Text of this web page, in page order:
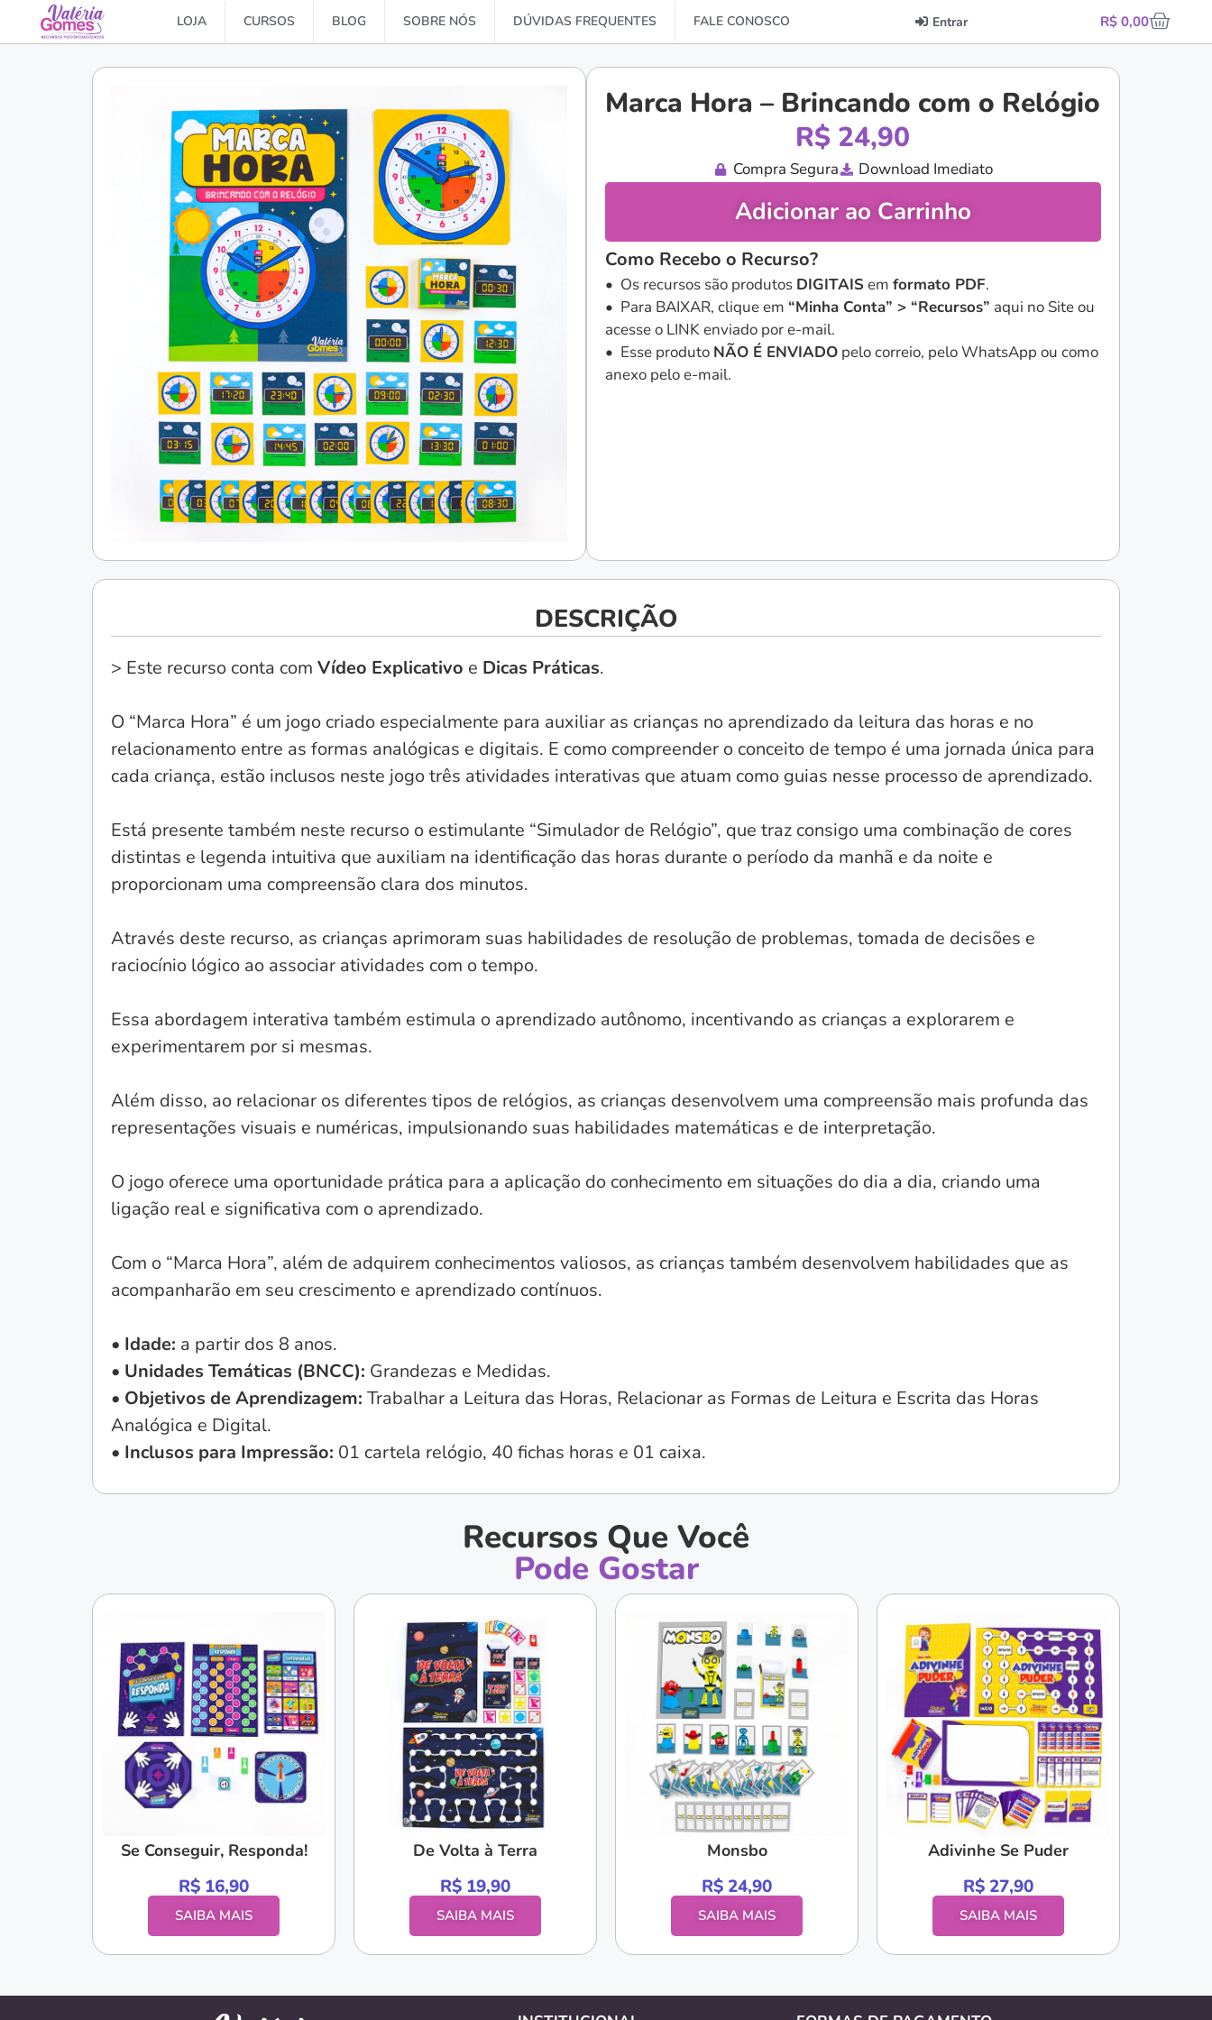
LOJA CURSOS BLOG SOBRE NÓS DÚVIDAS FREQUENTES FALE CONOSCO Entrar R$0,00
Marca Hora – Brincando com o Relógio
R$ 24,90
Compra Segura Download Imediato
Adicionar ao Carrinho
Como Recebo o Recurso?
• Os recursos são produtos DIGITAISem formato PDF.
• Para BAIXAR, clique em “Minha Conta” > “Recursos” aqui no Site ou
acesse o LINK enviado por e-mail.
• Esse produto NÃO É ENVIADOpelo correio, pelo WhatsApp ou como
anexo pelo e-mail.
DESCRIÇÃO
> Este recurso conta com Vídeo Explicativo e Dicas Práticas.
O “Marca Hora” é um jogo criado especialmente para auxiliar as crianças no aprendizado da leitura das horas e no
relacionamento entre as formas analógicas e digitais. E como compreender o conceito de tempo é uma jornada única para
cada criança, estão inclusos neste jogo três atividades interativas que atuam como guias nesse processo de aprendizado.
Está presente também neste recurso o estimulante “Simulador de Relógio”, que traz consigo uma combinação de cores
distintas e legenda intuitiva que auxiliam na identificação das horas durante o período da manhã e da noite e
proporcionam uma compreensão clara dos minutos.
Através deste recurso, as crianças aprimoram suas habilidades de resolução de problemas, tomada de decisões e
raciocínio lógico ao associar atividades com o tempo.
Essa abordagem interativa também estimula o aprendizado autônomo, incentivando as crianças a explorarem e
experimentarem por si mesmas.
Além disso, ao relacionar os diferentes tipos de relógios, as crianças desenvolvem uma compreensão mais profunda das
representações visuais e numéricas, impulsionando suas habilidades matemáticas e de interpretação.
O jogo oferece uma oportunidade prática para a aplicação do conhecimento em situações do dia a dia, criando uma
ligação real e significativa com o aprendizado.
Com o “Marca Hora”, além de adquirem conhecimentos valiosos, as crianças também desenvolvem habilidades que as
acompanharão em seu crescimento e aprendizado contínuos.
• Idade: a partir dos 8 anos.
• Unidades Temáticas (BNCC): Grandezas e Medidas.
• Objetivos de Aprendizagem: Trabalhar a Leitura das Horas, Relacionar as Formas de Leitura e Escrita das Horas
Analógica e Digital.
• Inclusos para Impressão: 01 cartela relógio, 40 fichas horas e 01 caixa.
Recursos Que Você
Pode Gostar
Se Conseguir, Responda!
R$ 16,90
SAIBA MAIS
De Volta à Terra
R$ 19,90
SAIBA MAIS
Monsbo
R$ 24,90
SAIBA MAIS
Adivinhe Se Puder
R$ 27,90
SAIBA MAIS